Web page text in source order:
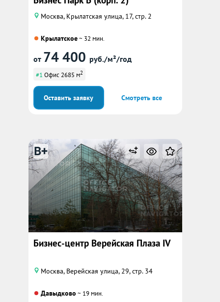
Москва, Крылатская улица, 17, стр. 2
Крылатское~ 32 мин.
от 74 400 руб./м²/год
#1 Офис 2685 м2
Оставить заявку Смотреть все
B+
Бизнес-центр Верейская Плаза IV
Москва, Верейская улица, 29, стр. 34
Давыдково ~ 19 мин.